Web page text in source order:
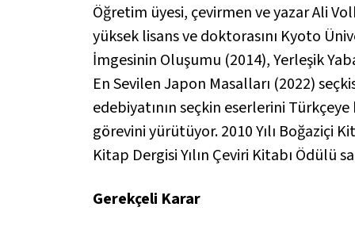
Öğretim üyesi, çevirmen ve yazar Ali
yüksek lisans ve doktorasını Kyoto
İmgesinin Oluşumu (2014),Yerleşik
En Sevilen Japon Masalları (2022)
edebiyatının seçkin eserlerini Türkçeye
görevini yürütüyor. 2010 Yılı Boğaziçi
Kitap Dergisi Yılın Çeviri Kitabı Ödülü
Gerekçeli Karar